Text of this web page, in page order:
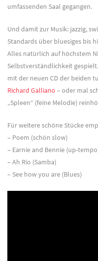
umfassenden Saal gegangen.
Und damit zur Musik: jazzig,
Standards über bluesiges bis
Alles natürlich auf höchstem
Selbstverständlichkeit
mit der neuen CD der beiden
Richard Galliano – oder mal
„Spleen“ (feine Melodie)
Für weitere schöne Stücke
– Poem (schön slow)
– Earnie and Bennie (up-
– Ah Rio (Samba)
– See how you are (Blues)